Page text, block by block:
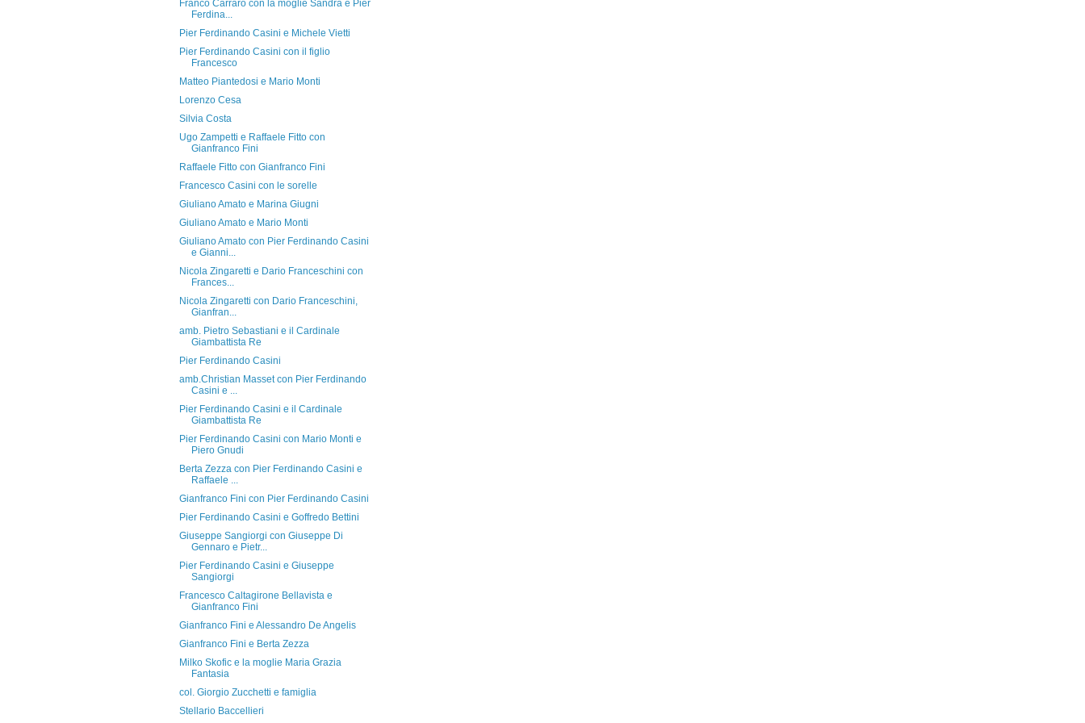
Franco Carraro con la moglie Sandra e Pier
Ferdina...
Pier Ferdinando Casini e Michele Vietti
Pier Ferdinando Casini con il figlio
Francesco
Matteo Piantedosi e Mario Monti
Lorenzo Cesa
Silvia Costa
Ugo Zampetti e Raffaele Fitto con
Gianfranco Fini
Raffaele Fitto con Gianfranco Fini
Francesco Casini con le sorelle
Giuliano Amato e Marina Giugni
Giuliano Amato e Mario Monti
Giuliano Amato con Pier Ferdinando Casini
e Gianni...
Nicola Zingaretti e Dario Franceschini con
Frances...
Nicola Zingaretti con Dario Franceschini,
Gianfran...
amb. Pietro Sebastiani e il Cardinale
Giambattista Re
Pier Ferdinando Casini
amb.Christian Masset con Pier Ferdinando
Casini e ...
Pier Ferdinando Casini e il Cardinale
Giambattista Re
Pier Ferdinando Casini con Mario Monti e
Piero Gnudi
Berta Zezza con Pier Ferdinando Casini e
Raffaele ...
Gianfranco Fini con Pier Ferdinando Casini
Pier Ferdinando Casini e Goffredo Bettini
Giuseppe Sangiorgi con Giuseppe Di
Gennaro e Pietr...
Pier Ferdinando Casini e Giuseppe
Sangiorgi
Francesco Caltagirone Bellavista e
Gianfranco Fini
Gianfranco Fini e Alessandro De Angelis
Gianfranco Fini e Berta Zezza
Milko Skofic e la moglie Maria Grazia
Fantasia
col. Giorgio Zucchetti e famiglia
Stellario Baccellieri